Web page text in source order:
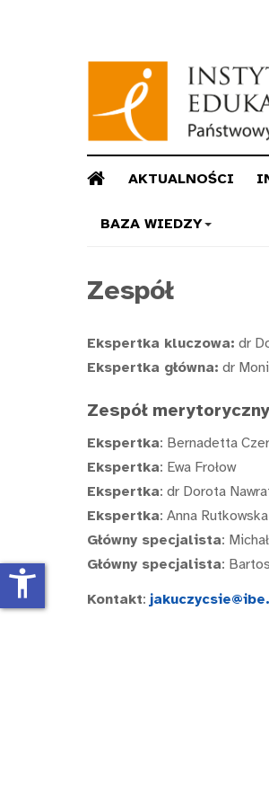
AKTUALNOŚCI
BAZA WIEDZY
Zespół
Ekspertka kluczowa: dr
Ekspertka główna: dr
Zespół merytoryczny
Ekspertka: Bernadetta
Ekspertka: Ewa Frołow
Ekspertka: dr Dorota
Ekspertka: Anna Rutkowska
Główny specjalista:
Główny specjalista:
Kontakt:
accessibility_new